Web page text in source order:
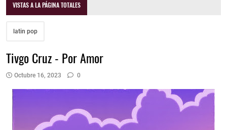
VISTAS A LA PÁGINA TOTALES
latin pop
Tivgo Cruz - Por Amor
Octubre 16, 2023 0